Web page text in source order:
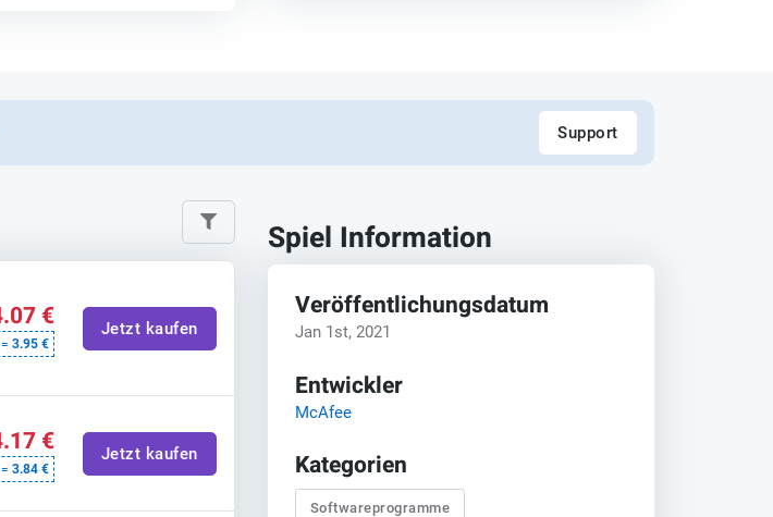
Support
€
3.95 €
Jetzt kaufen
€
3.84 €
Jetzt kaufen
Spiel Information
Veröffentlichungsdatum
Jan 1st, 2021
Entwickler
McAfee
Kategorien
Softwareprogramme